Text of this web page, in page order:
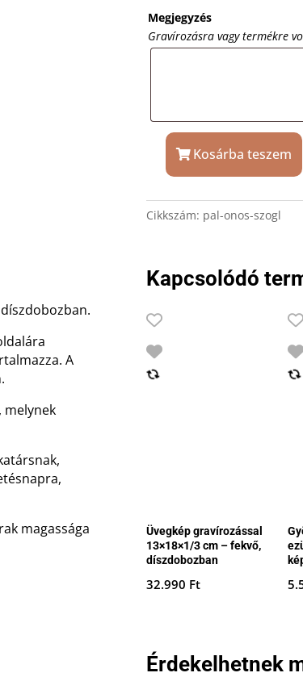
Megjegyzés
Gravírozásra vagy termékre
Pálinkás
szett
díszdobozban
gravírozással
Kosárba teszem
Cikkszám: pal-onos-szogl
A
melynek
magassága
Kapcsolódó
Üvegkép gravírozással
13×18×1/3 cm – fekvő,
díszdobozban
32.990 Ft
Érdekelhetnek